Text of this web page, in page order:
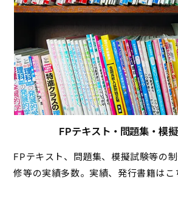
FPテキスト・問題集・模
FPテキスト、問題集、模擬試験等の
修等の実績多数。実績、発行書籍はこ